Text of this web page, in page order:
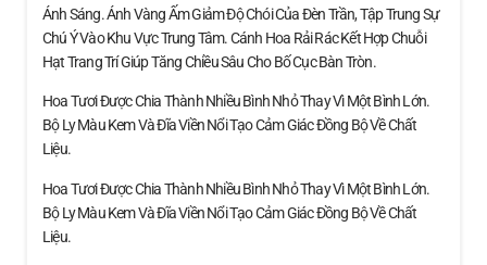
Ánh Sáng. Ánh Vàng Ấm Giảm Độ Chói Của Đèn Trần, Tập Trung Sự
Chú Ý Vào Khu Vực Trung Tâm. Cánh Hoa Rải Rác Kết Hợp Chuỗi
Hạt Trang Trí Giúp Tăng Chiều Sâu Cho Bố Cục Bàn Tròn.
Hoa Tươi Được Chia Thành Nhiều Bình Nhỏ Thay Vì Một Bình Lớn.
Bộ Ly Màu Kem Và Đĩa Viền Nổi Tạo Cảm Giác Đồng Bộ Về Chất
Liệu.
Hoa Tươi Được Chia Thành Nhiều Bình Nhỏ Thay Vì Một Bình Lớn.
Bộ Ly Màu Kem Và Đĩa Viền Nổi Tạo Cảm Giác Đồng Bộ Về Chất
Liệu.